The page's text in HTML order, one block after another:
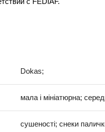
Dokas;
мала і мініатюрна;
сушеності; снеки